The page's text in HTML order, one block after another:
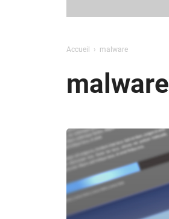
Accueil malware
malware